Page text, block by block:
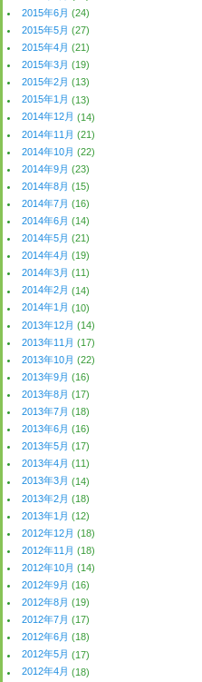
2015年6月 (24)
2015年5月 (27)
2015年4月 (21)
2015年3月 (19)
2015年2月 (13)
2015年1月 (13)
2014年12月 (14)
2014年11月 (21)
2014年10月 (22)
2014年9月 (23)
2014年8月 (15)
2014年7月 (16)
2014年6月 (14)
2014年5月 (21)
2014年4月 (19)
2014年3月 (11)
2014年2月 (14)
2014年1月 (10)
2013年12月 (14)
2013年11月 (17)
2013年10月 (22)
2013年9月 (16)
2013年8月 (17)
2013年7月 (18)
2013年6月 (16)
2013年5月 (17)
2013年4月 (11)
2013年3月 (14)
2013年2月 (18)
2013年1月 (12)
2012年12月 (18)
2012年11月 (18)
2012年10月 (14)
2012年9月 (16)
2012年8月 (19)
2012年7月 (17)
2012年6月 (18)
2012年5月 (17)
2012年4月 (18)